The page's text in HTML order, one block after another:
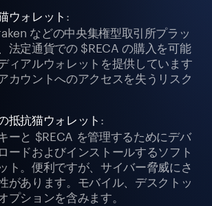
ウォレット :
などの中央集権型取引所プラッ
法定通貨での $RECA の購入を可能
ィアルウォレットを提供しています
カウントへのアクセスを失うリスク
抵抗猫ウォレット :
ーと $RECA を管理するためにデバ
ードおよびインストールするソフト
ト。便利ですが、サイバー脅威にさ
があります。モバイル、デスクトッ
プションを含みます。